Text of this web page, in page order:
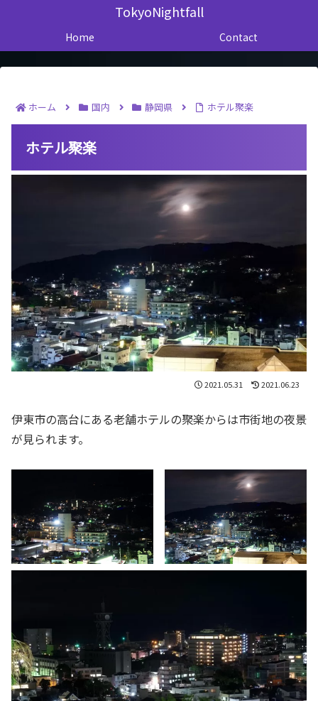
TokyoNightfall
Home Contact
ホーム 国内 静岡県 ホテル聚楽
ホテル聚楽
2021.05.31 2021.06.23
伊東市の高台にある老舗ホテルの聚楽からは市街地の夜景
が見られます。